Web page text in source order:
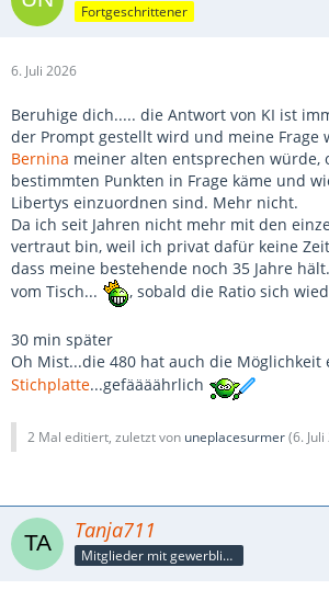
Fortgeschrittener
6. Juli 2026
Beruhige dich..... die Antwort von KI ist
der Prompt gestellt wird und meine Frage
Bernina meiner alten entsprechen würde,
bestimmten Punkten in Frage käme und
Libertys einzuordnen sind. Mehr nicht.
Da ich seit Jahren nicht mehr mit den
vertraut bin, weil ich privat dafür keine
dass meine bestehende noch 35 Jahre
vom Tisch...
, sobald die Ratio sich
30 min später
Oh Mist...die 480 hat auch die Möglichkeit
Stichplatte...gefäääährlich
2 Mal editiert, zuletzt von uneplacesurmer(6.
Tanja711
Mitglieder mit gewerblicher Verbindung, auch als Mitarbeiter/in